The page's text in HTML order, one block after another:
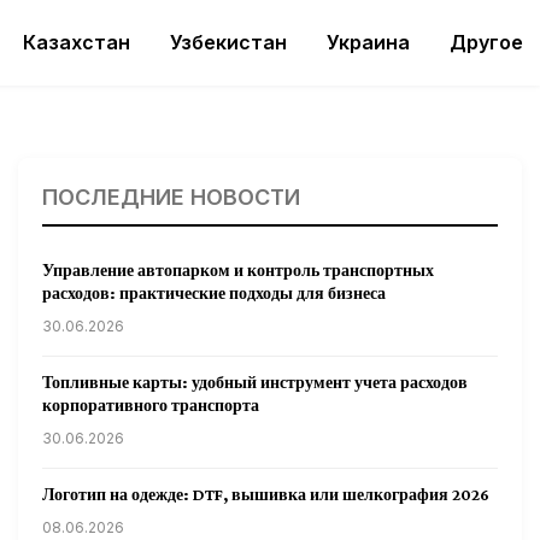
Казахстан Узбекистан Украина Другое
ПОСЛЕДНИЕ НОВОСТИ
Управление автопарком и контроль транспортных
расходов: практические подходы для бизнеса
30.06.2026
Топливные карты: удобный инструмент учета расходов
корпоративного транспорта
30.06.2026
Логотип на одежде: DTF, вышивка или шелкография 2026
08.06.2026